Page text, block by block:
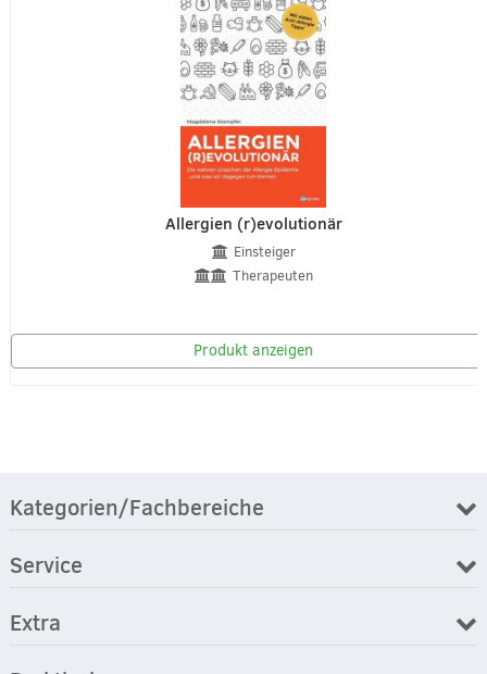
Allergien (r)evolutionär
Einsteiger
Therapeuten
Produkt anzeigen
Kategorien/Fachbereiche
Service
Extra